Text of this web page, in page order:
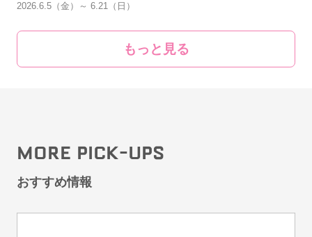
2026.6.5（金）～ 6.21（日）
もっと見る
MORE PICK-UPS
おすすめ情報